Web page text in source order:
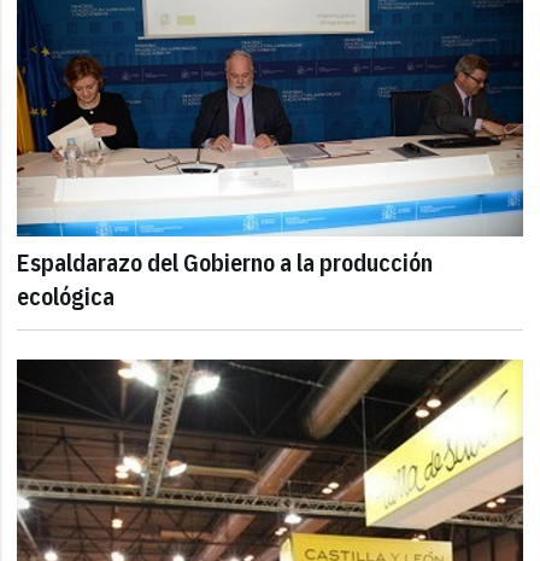
Espaldarazo del Gobierno a la producción
ecológica